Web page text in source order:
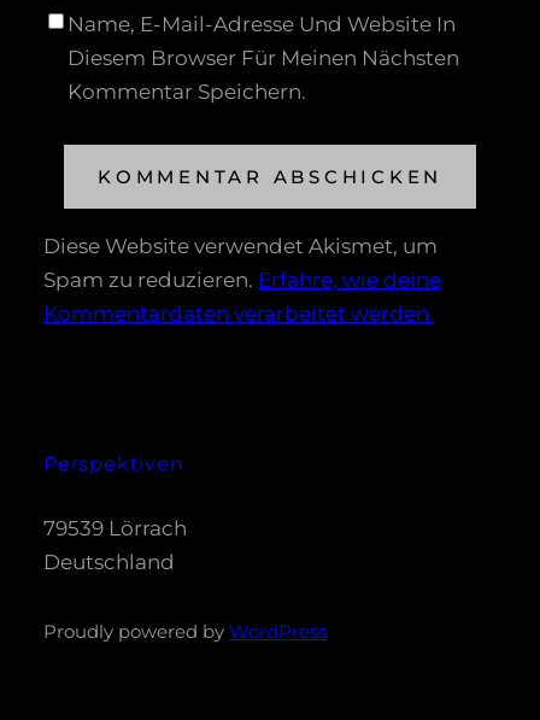
Name, E-Mail-Adresse Und Website In
Diesem Browser Für Meinen Nächsten
Kommentar Speichern.
Diese Website verwendet Akismet, um
Spam zu reduzieren. Erfahre, wie deine
Kommentardaten verarbeitet werden.
Perspektiven
79539 Lörrach
Deutschland
Proudly powered by WordPress